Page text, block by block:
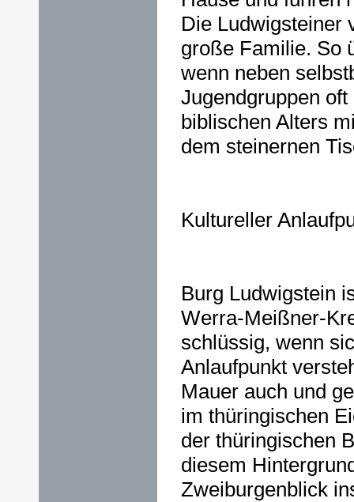
Die Ludwigsteiner
große Familie. So
wenn neben
Jugendgruppen
biblischen Alters
dem steinernen
Kultureller
Burg Ludwigstein
Werra-Meißner-
schlüssig, wenn
Anlaufpunkt
Mauer auch und
im thüringischen
der thüringischen
diesem
Zweiburgenblick